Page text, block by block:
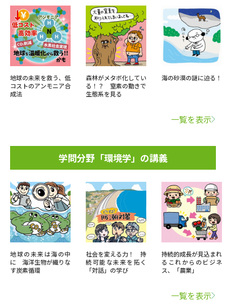
地球の未来を救う、低
コストのアンモニア合
成法
森林がメタボ化してい
る！？ 窒素の動きで
生態系を見る
海の砂漠の謎に迫る！
一覧を表示
学問分野「環境学」の講義
地球の未来は海の中
に 海洋生物が織りな
す炭素循環
社会を変える力！ 持
続可能な未来を拓く
「対話」の学び
持続的成長が見込まれ
るこれからのビジネ
ス、「農業」
一覧を表示